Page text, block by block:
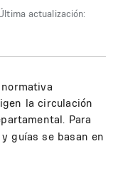
actualización:
la circulación
Para
guías se basan en